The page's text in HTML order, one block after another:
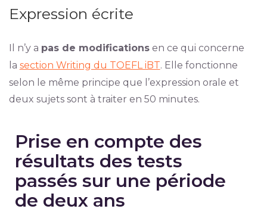
Expression écrite
Il n’y a pas de modificationsen ce qui concerne
la section Writing du TOEFL iBT. Elle fonctionne
selon le même principe que l’expression orale et
deux sujets sont à traiter en 50 minutes.
Prise en compte des
résultats des tests
passés sur une période
de deux ans